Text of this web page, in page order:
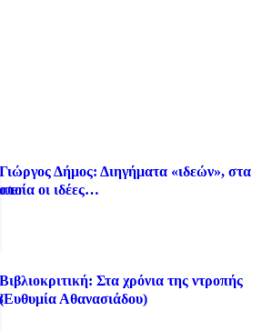
Γιώργος Δήμος: Διηγήματα «ιδεών», στα
οποία οι ιδέες…
Βιβλιοκριτική: Στα χρόνια της ντροπής
(Ευθυμία Αθανασιάδου)